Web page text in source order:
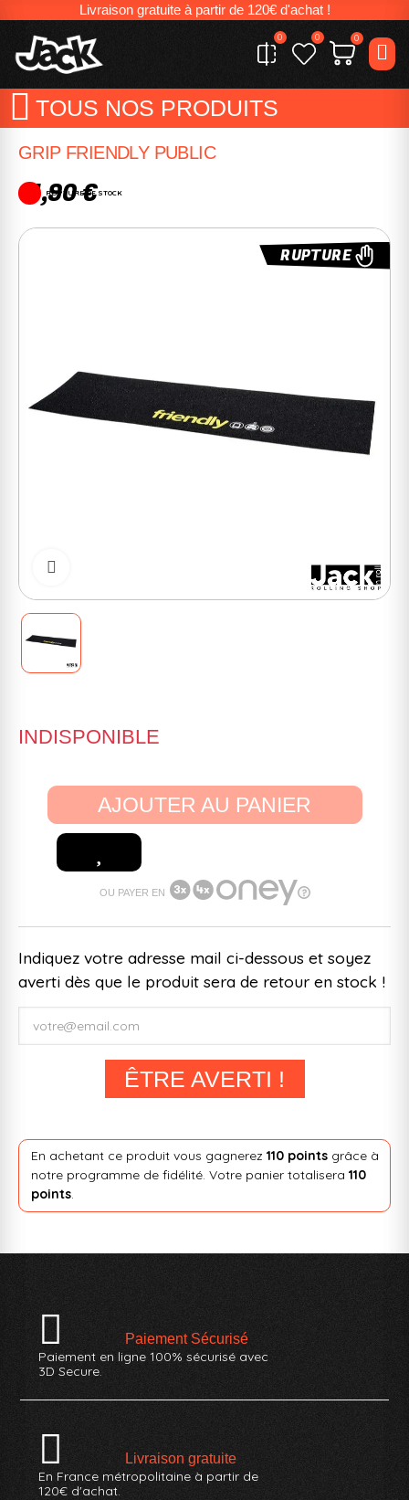
Livraison gratuite à partir de 120€ d'achat !
0 0 0
TOUS NOS PRODUITS
GRIP FRIENDLY PUBLIC
11,90 €
RUPTURE DE STOCK
RUPTURE
INDISPONIBLE
AJOUTER AU PANIER
OU PAYER EN
Indiquez votre adresse mail ci-dessous et soyez
averti dès que le produit sera de retour en stock !
ÊTRE AVERTI !
En achetant ce produit vous gagnerez 110 pointsgrâce à
notre programme de fidélité. Votre panier totalisera 110
points.
Paiement Sécurisé
Paiement en ligne 100% sécurisé avec
3D Secure.
Livraison gratuite
En France métropolitaine à partir de
120€ d'achat.